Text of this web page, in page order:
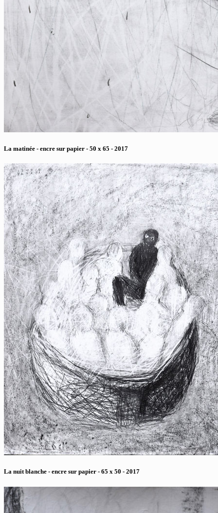
La matinée - encre sur papier - 50 x 65 - 2017
La nuit blanche - encre sur papier - 65 x 50 - 2017